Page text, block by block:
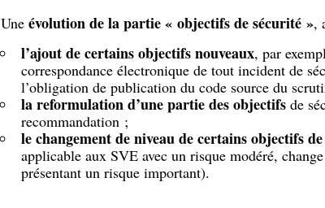
Uneévolution de la partie « objectifs de sécurité »,
l’ajout de certains objectifs nouveaux, par
correspondance électronique de tout incident de
l’obligation de publication du code source du
la reformulation d’une partie des objectifs de
recommandation ;
le changement de niveau de certains objectifs
applicable aux SVE avec un risque modéré,
présentant un risque important).